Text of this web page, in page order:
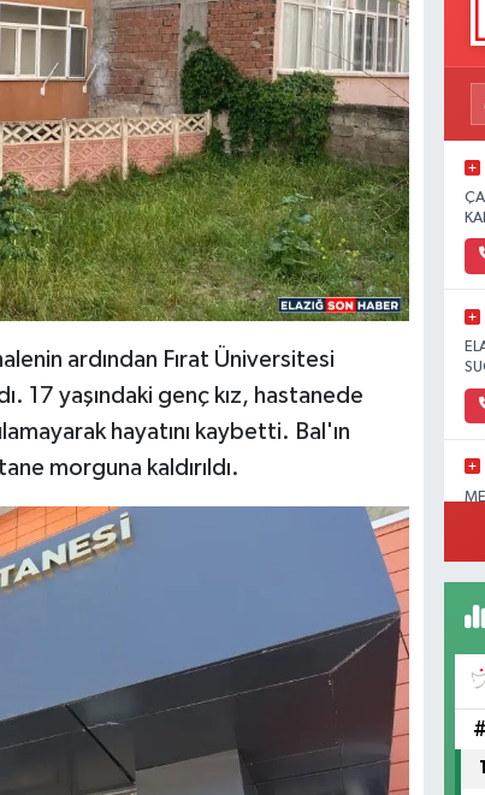
ardından Fırat Üniversitesi
17 yaşındaki genç kız, hastanede
hayatını kaybetti. Bal'ın
morguna kaldırıldı.
#
1